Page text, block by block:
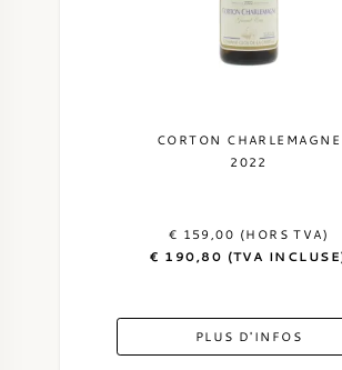
CORTON CHARLEMAGNE
2022
€ 159,00 (HORS TVA)
€ 190,80 (TVA
PLUS D'INFOS